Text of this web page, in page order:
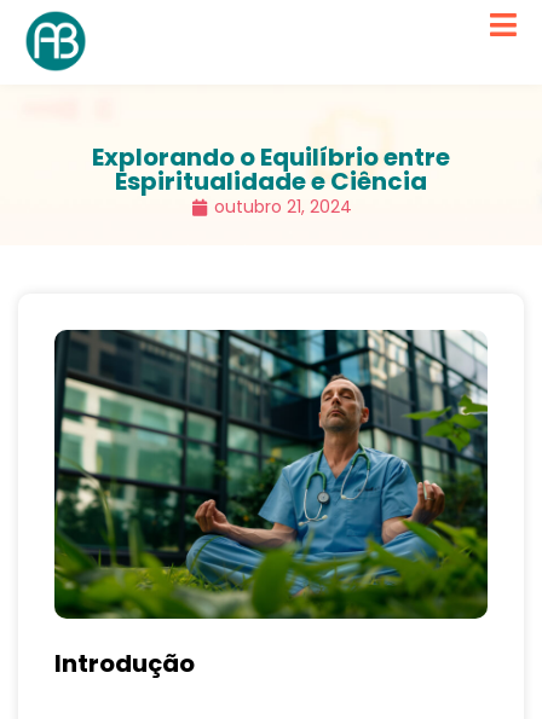
Explorando o Equilíbrio entre
Espiritualidade e Ciência
outubro 21, 2024
Introdução